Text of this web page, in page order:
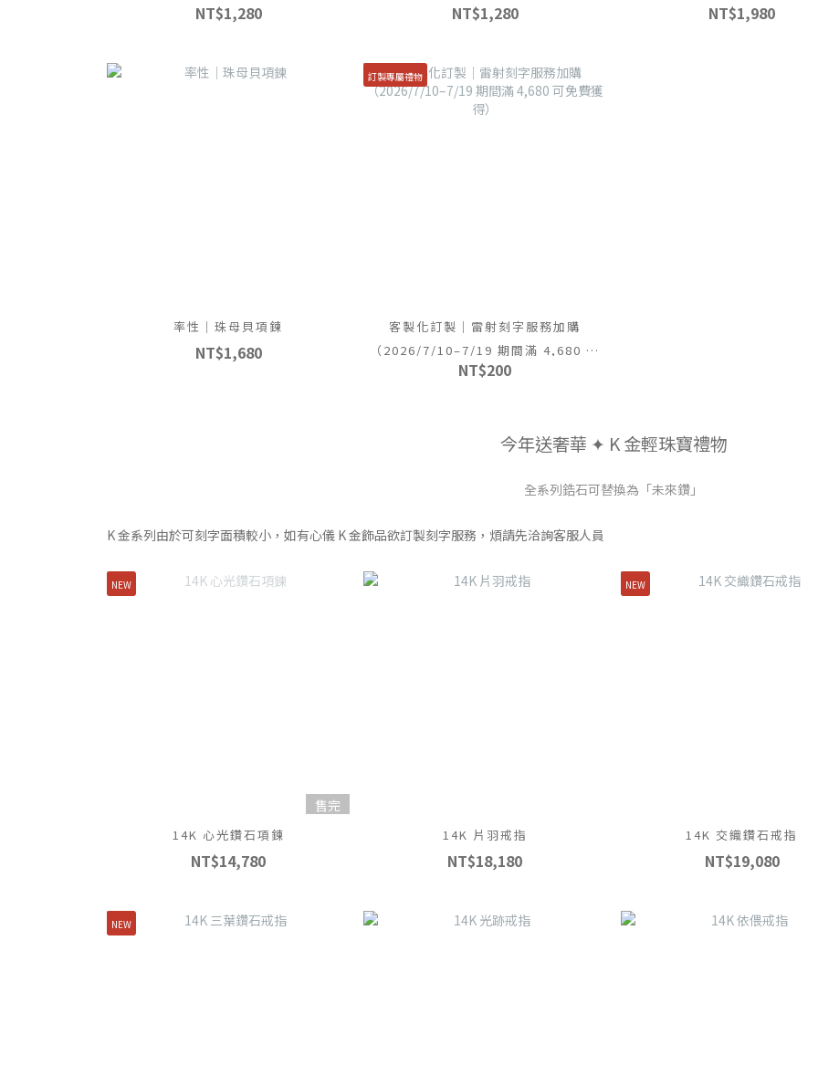
NT$1,280 NT$1,280 NT$1,980
率性｜珠母貝項鍊
NT$1,680
訂製專屬禮物
客製化訂製｜雷射刻字服務加購
（2026/7/10–7/19 期間滿 4,680 可
免費獲得）
NT$200
今年送奢華 ✦ K 金輕珠寶禮物
全系列鋯石可替換為「未來鑽」
K 金系列由於可刻字面積較小，如有心儀 K 金飾品欲訂製刻字服務，煩請先洽詢客服人員
NEW
售完
14K 心光鑽石項鍊
NT$14,780
14K 片羽戒指
NT$18,180
NEW
14K 交織鑽石戒指
NT$19,080
NEW